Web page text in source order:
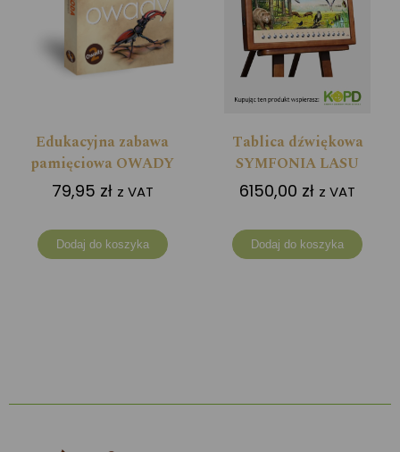
Edukacyjna zabawa
pamięciowa OWADY
79,95 zł z VAT
Dodaj do koszyka
Tablica dźwiękowa
SYMFONIA LASU
6150,00 zł z VAT
Dodaj do koszyka